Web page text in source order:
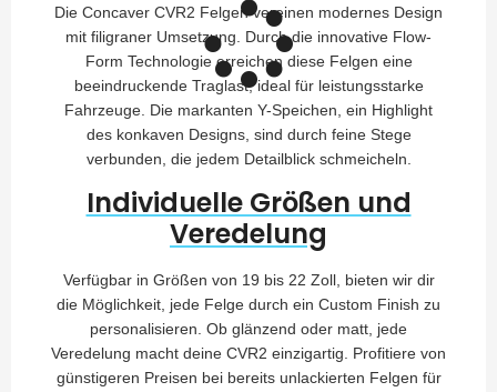
Die Concaver CVR2 Felgen vereinen modernes Design
mit filigraner Umsetzung. Durch die innovative Flow-
Form Technologie erreichen diese Felgen eine
beeindruckende Traglast, ideal für leistungsstarke
Fahrzeuge. Die markanten Y-Speichen, ein Highlight
des konkaven Designs, sind durch feine Stege
verbunden, die jedem Detailblick schmeicheln.
Individuelle Größen und
Veredelung
Verfügbar in Größen von 19 bis 22 Zoll, bieten wir dir
die Möglichkeit, jede Felge durch ein Custom Finish zu
personalisieren. Ob glänzend oder matt, jede
Veredelung macht deine CVR2 einzigartig. Profitiere von
günstigeren Preisen bei bereits unlackierten Felgen für